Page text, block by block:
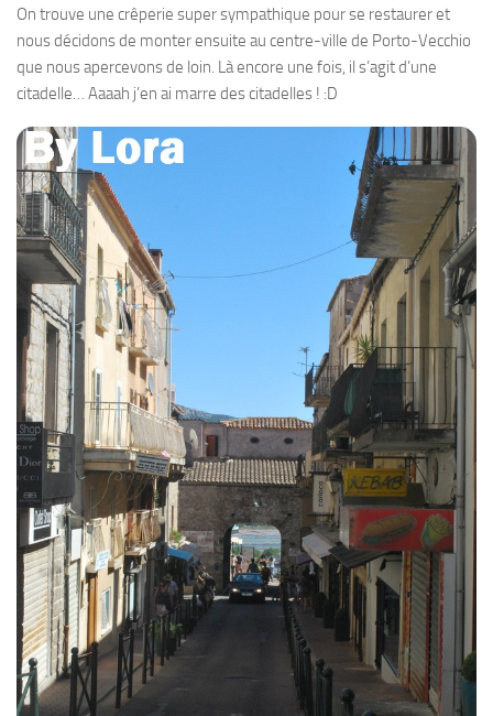
On trouve une crêperie super sympathique pour se restaurer et
nous décidons de monter ensuite au centre-ville de Porto-Vecchio
que nous apercevons de loin. Là encore une fois, il s’agit d’une
citadelle… Aaaah j’en ai marre des citadelles ! :D